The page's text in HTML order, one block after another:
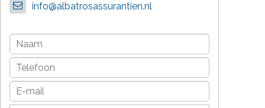
info@albatrosassurantien.nl